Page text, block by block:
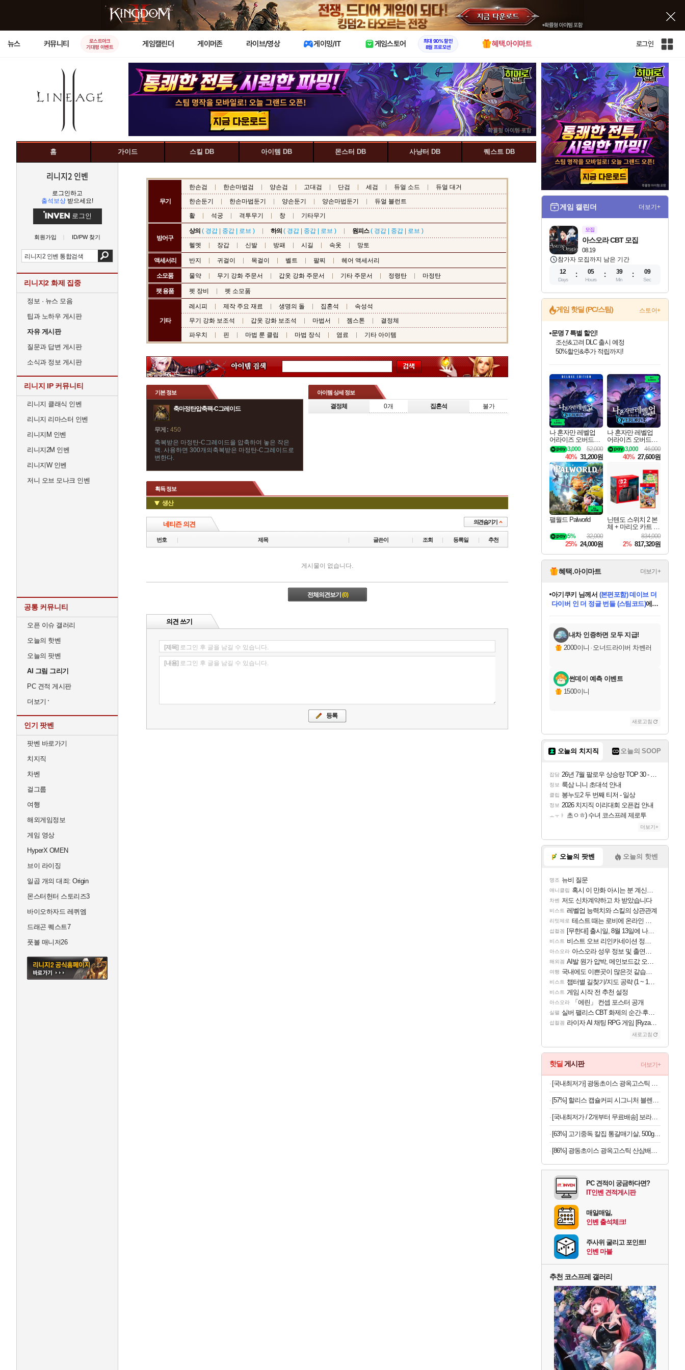
X
뉴스 커뮤니티
로스트아크
기대평 이벤트
게임캘린더 게이머존 라이브/영상 게이밍/IT 게임스토어
최대 90% 할인
8월 프로모션
혜택.아이마트 로그인
인
전
이
트
맵
홈 가이드 스킬 DB 아이템 DB 몬스터 DB 사냥터 DB 퀘스트 DB
리니지2 인벤
로그인하고
출석보상 받으세요!
로그인
회원가입 ID/PW 찾기
리니지2 화제 집중
정보 · 뉴스 모음
팁과 노하우 게시판
자유 게시판
질문과 답변 게시판
소식과 정보 게시판
리니지 IP 커뮤니티
리니지 클래식 인벤
리니지 리마스터 인벤
리니지M 인벤
리니지2M 인벤
리니지W 인벤
저니 오브 모나크 인벤
공통 커뮤니티
오픈 이슈 갤러리
오늘의 핫벤
오늘의 팟벤
AI 그림 그리기
PC 견적 게시판
더보기
인기 팟벤
팟벤 바로가기
치지직
차벤
걸그룹
여행
해외게임정보
게임 영상
HyperX OMEN
브이 라이징
일곱 개의 대죄: Origin
몬스터헌터 스토리즈3
바이오하자드 레퀴엠
드래곤 퀘스트7
풋볼 매니저26
무기
한손검 한손마법검 양손검 고대검 단검 세검 듀얼 소드
듀얼 대거
한손둔기
한손마법둔기 양손둔기 양손마법둔기
듀얼 블런트
활
석궁 격투무기 창 기타무기
방어구
상의 ( 경갑 중갑 로브 ) 하의 ( 경갑 중갑 로브 ) 원피스( 경갑 중갑 로브 )
헬멧
장갑 신발 방패 시길 속옷 망토
액세서리 반지 귀걸이 목걸이 벨트 팔찌 헤어 액세서리
소모품 물약 무기 강화 주문서 갑옷 강화 주문서 기타 주문서 정령탄 마정탄
팻 용품 펫 장비 펫 소모품
기타
레시피 제작 주요 재료 생명의 돌 집혼석
속성석
무기 강화 보조석
갑옷 강화 보조석 마법서 젬스톤
결정체
파우치
핀 마법 룬 클립 마법 장식 염료 기타 아이템
기본 정보
축마정탄압축팩-C그레이드
무게 : 450
축복받은 마정탄-C그레이드을 압축하여 놓은 작은
팩. 사용하면 300개의축복받은 마정탄-C그레이드로
변한다.
아이템 상세 정보
결정체 0개 집혼석 불가
획득 정보
생산
네티즌 의견
번호 제목 글쓴이 조회 등록일 추천
게시물이 없습니다.
전체의견보기 (0)
의견 쓰기
[제목] 로그인 후 글을 남길 수 있습니다.
[내용] 로그인 후 글을 남길 수 있습니다.
게임 캘린더 더보기+
모집
08.19
아스오라 CBT 모집
참가자 모집까지 남은 기간
12
Days
05
Hours
39
Min
08
Sec
게임 핫딜 (PC/스팀) 스토어+
최대 90% 할인가를 만나보세요!
네이버혜택과 함께 만나보세요!
문명 7 특별 할인!
조선&고려 DLC 출시 예정
50%할인&추가 적립까지!
이니&베니 혜택까지!
네이버 혜택가와 함께 예약하세요!
할인&네이버혜택으로 만나보세요!
네이버페이 혜택과 만나보세요!
40주년 프로모션으로 만나보세요!
네이버 포인트 혜택까지!
할인가에 만나보세요!
일부 에디션 상시 할인!
혜택으로 예약 판매 중
편안하게 충전하세요
나 혼자만 레벨업
어라이즈 오버드라
이브 디럭스 에디션
Solo Leveling Arise
Overdrive Deluxe Edi
tion
52,000
3,000
40% 31,200원
나 혼자만 레벨업
어라이즈 오버드라
이브 Solo Leveling A
rise
46,000
3,000
40% 27,600원
팰월드 Palworld
32,000
5%
25% 24,000원
닌텐도 스위치 2 본
체 + 마리오 카트 월
드 + 포켓몬 포코피
아 번들
834,000
2% 817,320원
혜택.아이마트 더보기+
당첨되셨습니다.
당첨되셨습니다.
eksxo님께서 디스코 엘리시움 최종판
(스팀코드) 에 당첨되셨습니다.
당첨되셨습니다.
당첨되셨습니다.
에디션 (스팀코드)를 교환.
당첨되셨습니다.
당첨되셨습니다.
당첨되셨습니다.
당첨되셨습니다.
내차 인증하면 모두 지급!
2000이니 · 오너드라이버 차벤러
썬데이 예측 이벤트
1500이니
새로고침
오늘의 치지직 오늘의 SOOP
잡담 26년 7월 팔로우 상승량 TOP 30 - 월간 치지직
정보 룩삼 니니 초대석 안내
클립 봉누도2 두 번째 티저 - 일상
정보 2026 치지직 이리대회 오픈컵 안내
ㅗㅜㅑ 초ㅇㅎ) 수녀 코스프레 제로투
더보기+
오늘의 팟벤 오늘의 핫벤
명조 뉴비 질문
애니클립 혹시 이 만화 아시는 분 계신가요
차벤 저도 신차계약하고 차 받았습니다
비스트 레벨업 능력치와 스킬의 상관관계
리밋제로 테스트 때는 로비에 온라인 기능이 있는데
섭컬겜 [무한대] 출시일, 8월 13일에 나오나
비스트 비스트 오브 리인카네이션 정보/공략글 모음
아스오라 아스오라 성우 정보 및 출연작 모음
해외겜 AI발 원가 압박, 메인보드값 오르나
여행 국내에도 이쁜곳이 많은것 같습니다
비스트 챕터별 길찾기/지도 공략 (1 ~ 12장)
비스트 게임 시작 전 추천 설정
아스오라 「에린」 컨셉 포스터 공개
실팰 실버 팰리스 CBT 화제의 순간·후기 모음
섭컬겜 라이자 AI 채팅 RPG 게임 [RyzaChat: AI] 공개
새로고침
핫딜 게시판 더보기+
[국내최저가] 광동초이스 광옥고스틱 산삼배양근 30포
[57%] 할리스 캡슐커피 시그니처 블렌드, 5g, 10개입, 10개
[국내최저가 / 2개부터 무료배송] 보라톡스 보라효소101 곡물발효효소 프로바이오틱스 30포
[63%] 고기중독 칼집 통갈매기살, 500g, 2팩
[86%] 광동초이스 광옥고스틱 산삼배양근, 10g, 30포, 1개
PC 견적이 궁금하다면?
IT인벤 견적게시판
매일매일,
인벤 출석체크!
주사위 굴리고 포인트!
인벤 마블
추천 코스프레 갤러리